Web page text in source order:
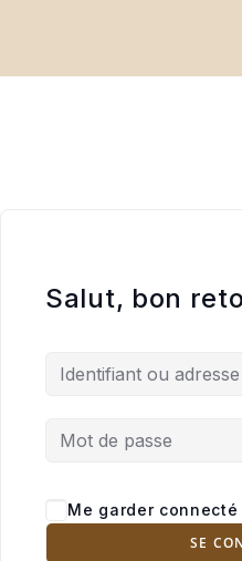
Salut, bon
Me garder connecté
SE